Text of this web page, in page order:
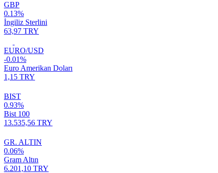
GBP
0.13%
İngiliz Sterlini
63,97 TRY
EURO/USD
-0.01%
Euro Amerikan Doları
1,15 TRY
BIST
0.93%
Bist 100
13.535,56 TRY
GR. ALTIN
0.06%
Gram Altın
6.201,10 TRY